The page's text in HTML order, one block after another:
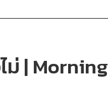
| Morning